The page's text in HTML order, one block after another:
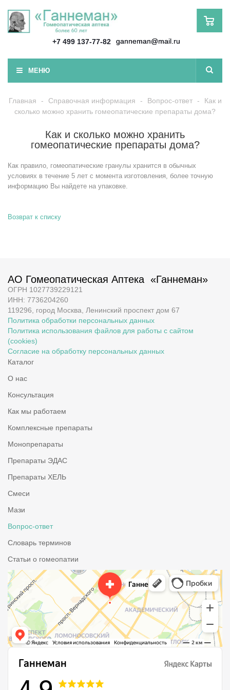
+7 499 137-77-82 ganneman@mail.ru
МЕНЮ
Главная - Справочная информация - Вопрос-ответ -
Как и
сколько можно хранить гомеопатические препараты дома?
Как и сколько можно хранить
гомеопатические препараты дома?
Как правило, гомеопатические гранулы хранится в обычных
условиях в течение 5 лет с момента изготовления, более точную
информацию Вы найдете на упаковке.
Возврат к списку
АО Гомеопатическая Аптека «Ганнеман»
ОГРН 1027739229121
ИНН: 7736204260
119296, город Москва, Ленинский проспект дом 67
Политика обработки персональных данных
Политика использования файлов для работы с сайтом
(cookies)
Согласие на обработку персональных данных
Каталог
О нас
Консультация
Как мы работаем
Комплексные препараты
Монопрепараты
Препараты ЭДАС
Препараты ХЕЛЬ
Смеси
Мази
Вопрос-ответ
Словарь терминов
Статьи о гомеопатии